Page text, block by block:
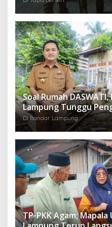
Soal Rumah
Lampung Tunggu
Di Bandar Lampung
TP-PKK Agam, Mapala